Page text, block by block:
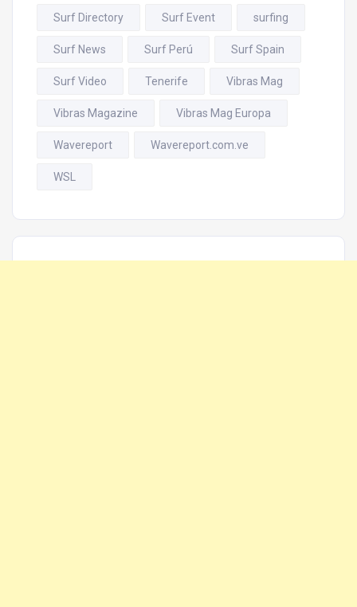
Surf Directory Surf Event surfing
Surf News Surf Perú Surf Spain
Surf Video Tenerife Vibras Mag
Vibras Magazine Vibras Mag Europa
Wavereport Wavereport.com.ve
WSL